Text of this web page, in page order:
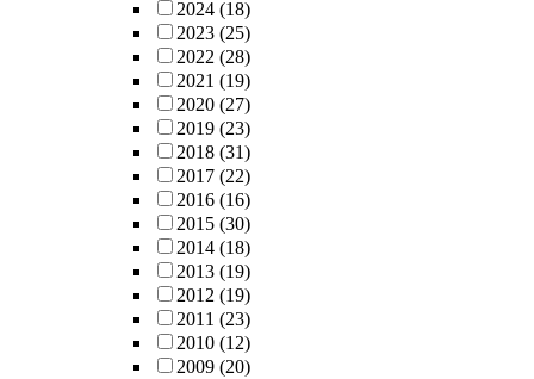
2024 (18)
2023 (25)
2022 (28)
2021 (19)
2020 (27)
2019 (23)
2018 (31)
2017 (22)
2016 (16)
2015 (30)
2014 (18)
2013 (19)
2012 (19)
2011 (23)
2010 (12)
2009 (20)